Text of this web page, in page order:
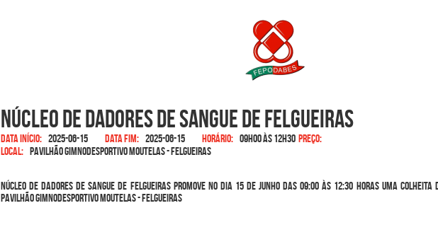
Núcleo de Dadores de Sangue de Felgueiras
Data início: 2025-06-15 Data fim: 2025-06-15 Horário: 09h00 às 12h30 Preço:
Local: Pavilhão Gimnodesportivo Moutelas - Felgueiras
Núcleo de Dadores de Sangue de Felgueiras promove no dia 15 de junho das 09:00 às 12:30 horas uma colheita
Pavilhão Gimnodesportivo Moutelas - Felgueiras